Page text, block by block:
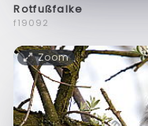
Rotfußfalke
f19092
Zoom